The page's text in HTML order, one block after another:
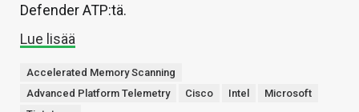
Defender ATP:tä.
Lue lisää
Accelerated Memory Scanning
Advanced Platform Telemetry
Cisco Intel
Microsoft